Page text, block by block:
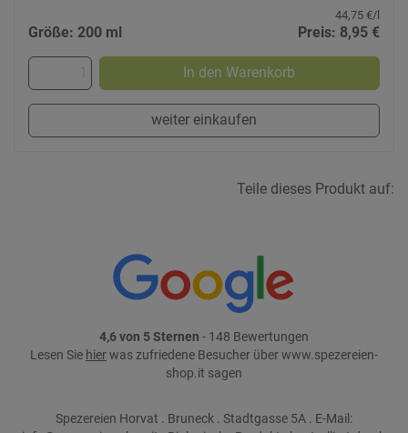
44,75 €/l
Größe: 200 ml Preis: 8,95 €
In den Warenkorb
weiter einkaufen
Teile dieses Produkt auf:
4,6 von 5 Sternen - 148 Bewertungen
Lesen Sie hierwas zufriedene Besucher über www.spezereien-
shop.it sagen
Spezereien Horvat . Bruneck . Stadtgasse 5A . E-Mail: